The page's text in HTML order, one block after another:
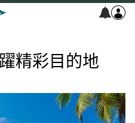
精彩目的地